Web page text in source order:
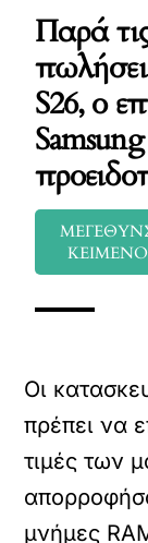
Παρά
S26, ο
Οι
πρέπει να
τιμές των
μνήμες